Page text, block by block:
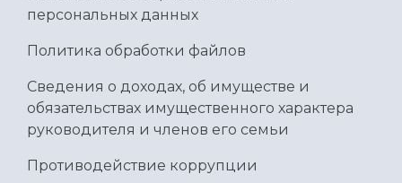
персональных данных
Политика обработки файлов
Сведения о доходах, об имуществе и
обязательствах имущественного характера
руководителя и членов его семьи
Противодействие коррупции